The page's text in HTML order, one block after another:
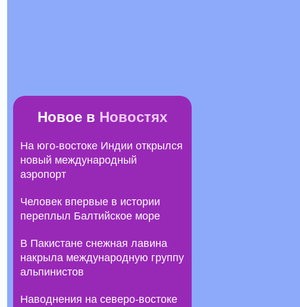
Новое в Новостях
На юго-востоке Индии открылся
новый международный
аэропорт
Человек впервые в истории
переплыл Балтийское море
В Пакистане снежная лавина
накрыла международную группу
альпинистов
Наводнения на северо-востоке